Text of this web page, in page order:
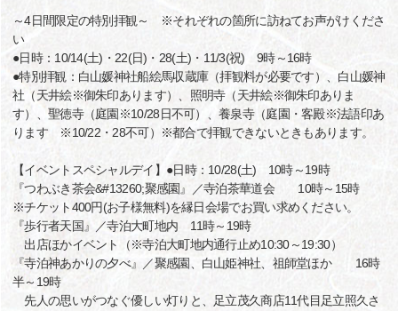
～4日間限定の特別拝観～ ※それぞれの箇所に訪ねてお声がけくださ
い
●日時：10/14(土)・22(日)・28(土)・11/3(祝) 9時～16時
●特別拝観：白山媛神社船絵馬収蔵庫（拝観料が必要です）、白山媛神
社（天井絵※御朱印あります）、照明寺（天井絵※御朱印ありま
す）、聖徳寺（庭園※10/28日不可）、養泉寺（庭園・客殿※法語印あ
ります ※10/22・28不可）※都合で拝観できないときもあります。
【イベントスペシャルデイ】●日時：10/28(土) 10時～19時
『つわぶき茶会&#13260;聚感園』／寺泊茶華道会 10時～15時
※チケット400円(お子様無料)を縁日会場でお買い求めください。
『歩行者天国』／寺泊大町地内 11時～19時
出店ほかイベント（※寺泊大町地内通行止め10:30～19:30）
『寺泊神あかりの夕べ』／聚感園、白山姫神社、祖師堂ほか 16時
半～19時
先人の思いがつなぐ優しい灯りと、足立茂久商店11代目足立照久さ